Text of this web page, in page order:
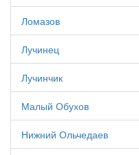
Ломазов
Лучинец
Лучинчик
Малый Обухов
Нижний Ольчедаев